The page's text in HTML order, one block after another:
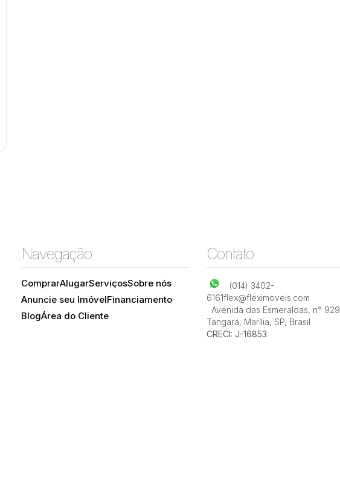
Navegação
ComprarAlugarServiçosSobre nós
Anuncie seu ImóvelFinanciamento
BlogÁrea do Cliente
Contato
(014) 3402-
6161flex@fleximoveis.com
Avenida das Esmeraldas, n° 929
Tangará, Marília, SP, Brasil
CRECI: J-16853